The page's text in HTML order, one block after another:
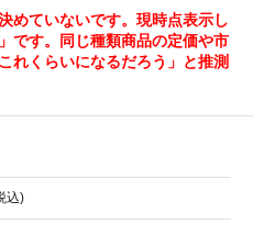
めていないです。現時点表示し
です。同じ種類商品の定価や市
れくらいになるだろう」と推測
込)